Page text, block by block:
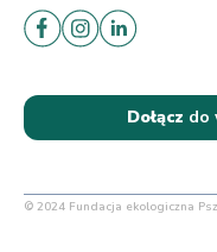
Dołącz do
© 2024 Fundacja ekologiczna